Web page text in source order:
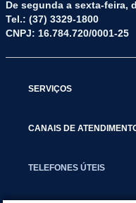
De segunda a sexta-feira,
Tel.: (37) 3329-1800
CNPJ: 16.784.720/0001-25
SERVIÇOS
CANAIS DE
TELEFONES ÚTEIS